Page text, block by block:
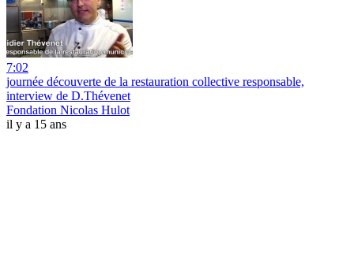
7:02
journée découverte de la restauration collective responsable,
interview de D.Thévenet
Fondation Nicolas Hulot
il y a 15 ans